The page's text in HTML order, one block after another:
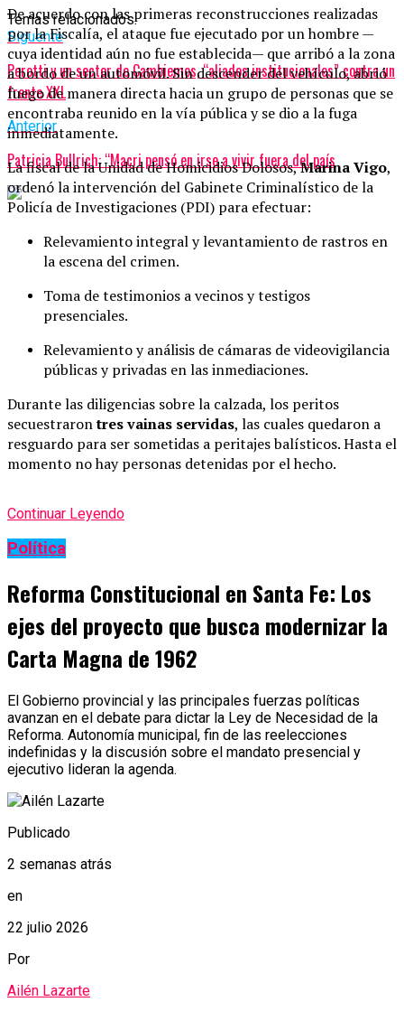
Temas relacionados:
Siguente
Perotti y un sector de Cambiemos, “aliados institucionales” contra un
frente XXL
Anterior
Patricia Bullrich: “Macri pensó en irse a vivir fuera del país
De acuerdo con las primeras reconstrucciones realizadas
por la Fiscalía, el ataque fue ejecutado por un hombre —
cuya identidad aún no fue establecida— que arribó a la zona
a bordo de un automóvil. Sin descender del vehículo, abrió
fuego de manera directa hacia un grupo de personas que se
encontraba reunido en la vía pública y se dio a la fuga
inmediatamente.
La fiscal de la Unidad de Homicidios Dolosos,Marina Vigo,
ordenó la intervención del Gabinete Criminalístico de la
Policía de Investigaciones (PDI) para efectuar:
Relevamiento integral y levantamiento de rastros en
la escena del crimen.
Toma de testimonios a vecinos y testigos
presenciales.
Relevamiento y análisis de cámaras de videovigilancia
públicas y privadas en las inmediaciones.
Durante las diligencias sobre la calzada, los peritos
secuestrarontres vainas servidas, las cuales quedaron a
resguardo para ser sometidas a peritajes balísticos. Hasta el
momento no hay personas detenidas por el hecho.
Continuar Leyendo
Política
Reforma Constitucional en Santa Fe: Los
ejes del proyecto que busca modernizar la
Carta Magna de 1962
El Gobierno provincial y las principales fuerzas políticas
avanzan en el debate para dictar la Ley de Necesidad de la
Reforma. Autonomía municipal, fin de las reelecciones
indefinidas y la discusión sobre el mandato presencial y
ejecutivo lideran la agenda.
Publicado
2 semanas atrás
en
22 julio 2026
Por
Ailén Lazarte